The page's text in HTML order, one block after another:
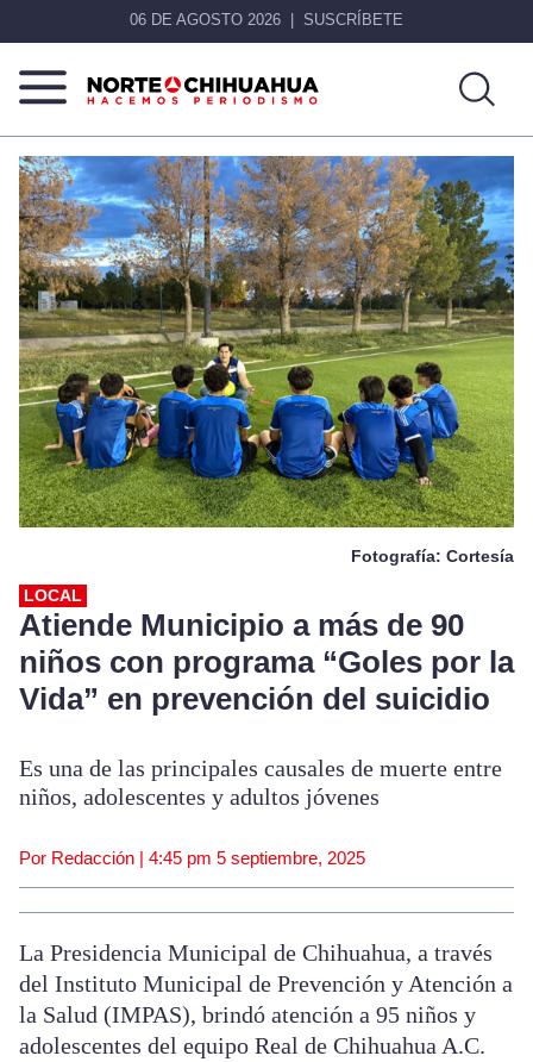
06 DE AGOSTO 2026 SUSCRÍBETE
Norte
De
Chihuahua
Más
que
noticias,
hacemos periodismo
Fotografía: Cortesía
LOCAL
Atiende Municipio a más de 90
niños con programa “Goles por la
Vida” en prevención del suicidio
Es una de las principales causales de muerte entre
niños, adolescentes y adultos jóvenes
Por Redacción | 4:45 pm 5 septiembre, 2025
La Presidencia Municipal de Chihuahua, a través
del Instituto Municipal de Prevención y Atención a
la Salud (IMPAS), brindó atención a 95 niños y
adolescentes del equipo Real de Chihuahua A.C.